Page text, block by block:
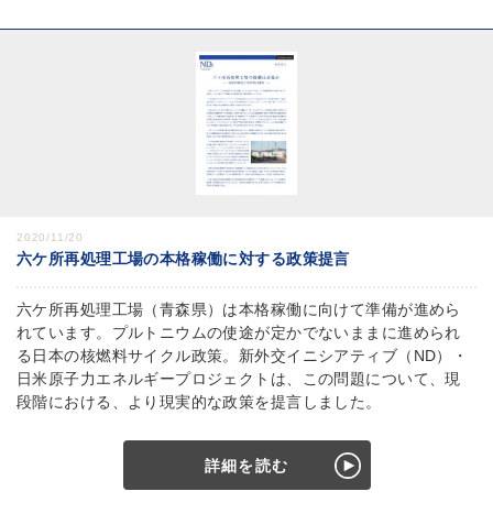
2020/11/20
六ケ所再処理工場の本格稼働に対する政策提言
六ケ所再処理工場（青森県）は本格稼働に向けて準備が進めら
れています。プルトニウムの使途が定かでないままに進められ
る日本の核燃料サイクル政策。新外交イニシアティブ（ND）・
日米原子力エネルギープロジェクトは、この問題について、現
段階における、より現実的な政策を提言しました。
詳細を読む